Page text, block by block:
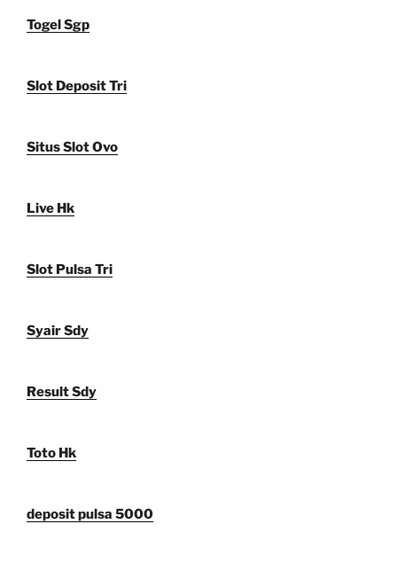
Togel Sgp
Slot Deposit Tri
Situs Slot Ovo
Live Hk
Slot Pulsa Tri
Syair Sdy
Result Sdy
Toto Hk
deposit pulsa 5000